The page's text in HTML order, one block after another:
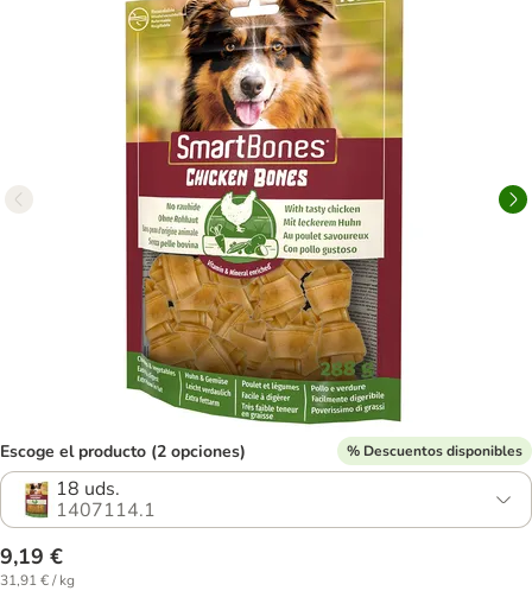
Escoge el producto (2 opciones) % Descuentos disponibles
18 uds.
1407114.1
9,19 €
31,91 € / kg